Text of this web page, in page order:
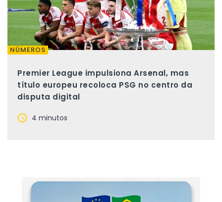
NÚMEROS
Premier League impulsiona Arsenal, mas
título europeu recoloca PSG no centro da
disputa digital
4 minutos